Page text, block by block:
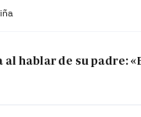
hablar de su padre: